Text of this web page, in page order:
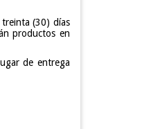
(30) días
productos en
de entrega